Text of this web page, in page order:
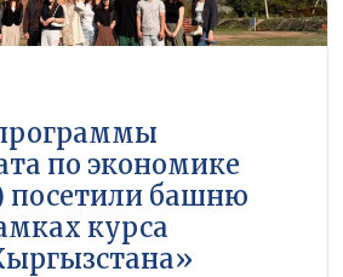
по экономике
посетили башню
курса